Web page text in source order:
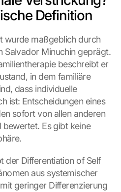
Definition
wurde maßgeblich durch
Salvador Minuchin geprägt.
beschreibt er
in dem familiäre
dass individuelle
ist: Entscheidungen eines
sofort von allen anderen
Es gibt keine
der Differentiation of Self
aus systemischer
geringer Differenzierung